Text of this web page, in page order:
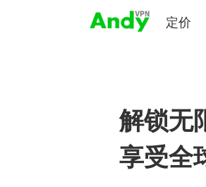
定价
解锁无
享受全